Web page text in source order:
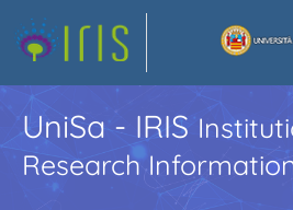
UniSa - IRIS
Research